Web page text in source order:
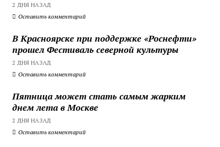
2 ДНЯ НАЗАД
Оставить комментарий
В Красноярске при поддержке «Роснефти»
прошел Фестиваль северной культуры
2 ДНЯ НАЗАД
Оставить комментарий
Пятница может стать самым жарким
днем лета в Москве
2 ДНЯ НАЗАД
Оставить комментарий